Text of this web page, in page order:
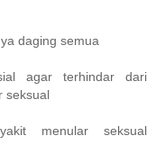
daging semua
agar terhindar dari
seksual
menular seksual